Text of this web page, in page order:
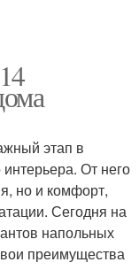
этап в
От него
но и комфорт,
Сегодня на
напольных
преимущества